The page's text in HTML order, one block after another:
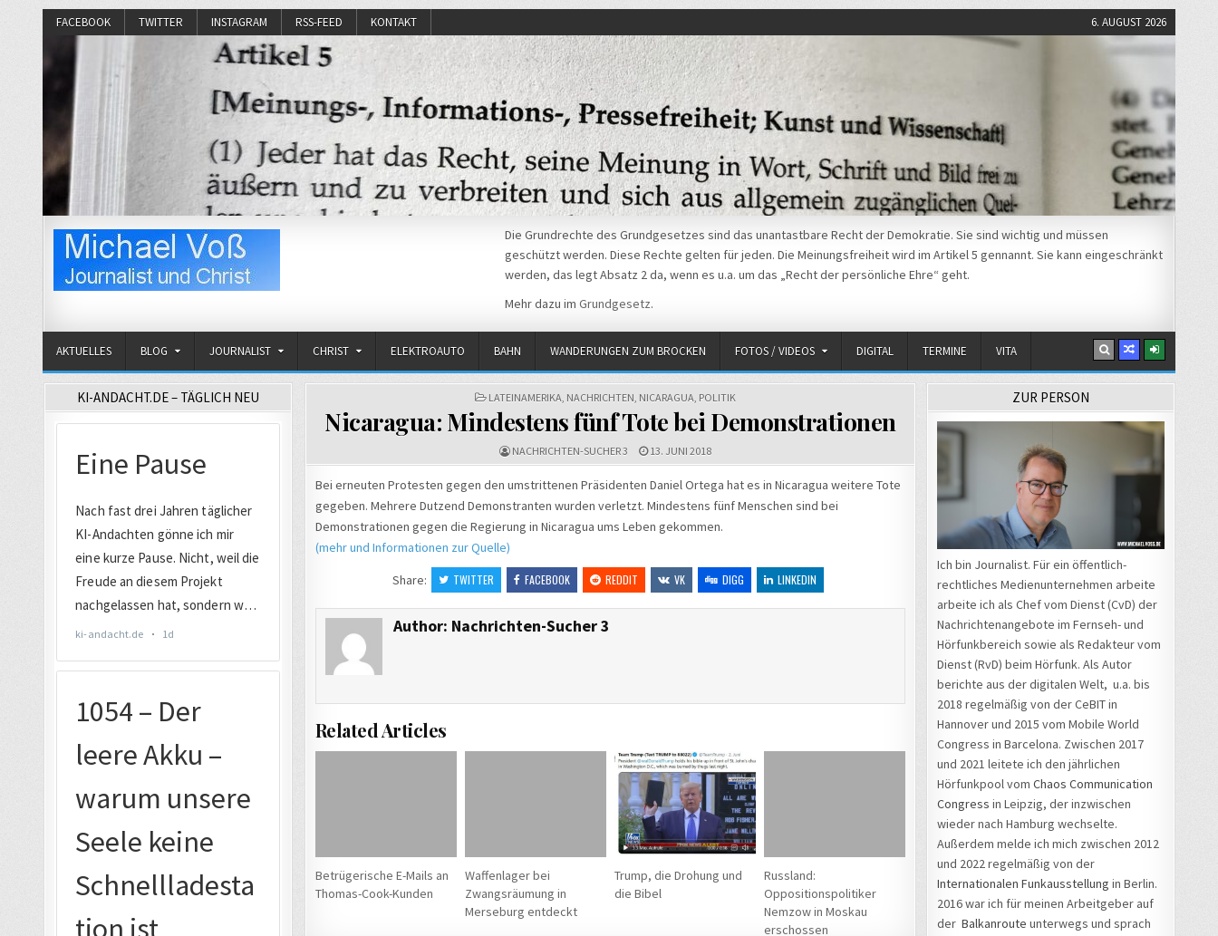
FACEBOOK TWITTER INSTAGRAM RSS-FEED KONTAKT 6. AUGUST 2026
Die Grundrechte des Grundgesetzes sind das unantastbare Recht der Demokratie. Sie sind wichtig und müssen
geschützt werden. Diese Rechte gelten für jeden. Die Meinungsfreiheit wird im Artikel 5 gennannt. Sie kann eingeschränkt
werden, das legt Absatz 2 da, wenn es u.a. um das „Recht der persönliche Ehre“ geht.
Mehr dazu im Grundgesetz.
AKTUELLES BLOG JOURNALIST CHRIST ELEKTROAUTO BAHN WANDERUNGEN ZUM BROCKEN FOTOS / VIDEOS DIGITAL TERMINE VITA
POSTED
IN
LATEINAMERIKA NACHRICHTEN NICARAGUA POLITIK
Nicaragua: Mindestens fünf Tote bei Demonstrationen
NACHRICHTEN-SUCHER 3 13. JUNI 2018
Bei erneuten Protesten gegen den umstrittenen Präsidenten Daniel Ortega hat es in Nicaragua weitere Tote
gegeben. Mehrere Dutzend Demonstranten wurden verletzt. Mindestens fünf Menschen sind bei
Demonstrationen gegen die Regierung in Nicaragua ums Leben gekommen.
(mehr und Informationen zur Quelle)
Share:
TWITTER FACEBOOK REDDIT VK DIGG LINKEDIN
Author: Nachrichten-Sucher 3
Related Articles
Betrügerische E-Mails an
Thomas-Cook-Kunden
Waffenlager bei
Zwangsräumung in
Merseburg entdeckt
Trump, die Drohung und
die Bibel
Russland:
Oppositionspolitiker
Nemzow in Moskau
erschossen
KI-ANDACHT.DE – TÄGLICH NEU ZUR PERSON
Ich bin Journalist. Für ein öffentlich-
rechtliches Medienunternehmen arbeite
arbeite ich als Chef vom Dienst (CvD) der
Nachrichtenangebote im Fernseh- und
Hörfunkbereich sowie als Redakteur vom
Dienst (RvD) beim Hörfunk. Als Autor
berichte aus der digitalen Welt, u.a. bis
2018 regelmäßig von der CeBIT in
Hannover und 2015 vom Mobile World
Congress in Barcelona. Zwischen 2017
und 2021 leitete ich den jährlichen
Hörfunkpool vom Chaos Communication
Congress in Leipzig, der inzwischen
wieder nach Hamburg wechselte.
Außerdem melde ich mich zwischen 2012
und 2022 regelmäßig von der
Internationalen Funkausstellung in Berlin.
2016 war ich für meinen Arbeitgeber auf
der Balkanroute unterwegs und sprach